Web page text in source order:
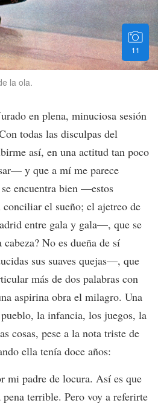
11
la ola.
en plena, minuciosa sesión
todas las disculpas del
así, en una actitud tan poco
y que a mí me parece
encuentra bien —estos
el sueño; el ajetreo de
entre gala y gala—, que se
No es dueña de sí
sus suaves quejas—, que
más de dos palabras con
aspirina obra el milagro. Una
la infancia, los juegos, la
cosas, pese a la nota triste de
ella tenía doce años:
mi padre de locura. Así es que
terrible. Pero voy a referirte